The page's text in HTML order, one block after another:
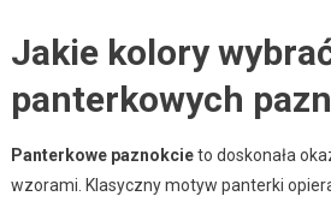
Jakie kolory
panterkowych
Panterkowe paznokcieto doskonała
wzorami. Klasyczny motyw panterki